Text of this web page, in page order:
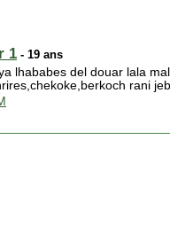
1 - 19 ans
lhababes del douar lala
rani